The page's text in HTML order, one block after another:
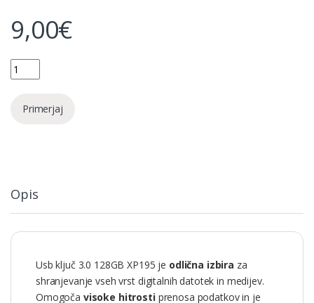
9,00€
Quantity
Primerjaj
Opis
Usb ključ 3.0 128GB XP195 je odlična izbira za
shranjevanje vseh vrst digitalnih datotek in medijev.
Omogoča visoke hitrostiprenosa podatkov in je